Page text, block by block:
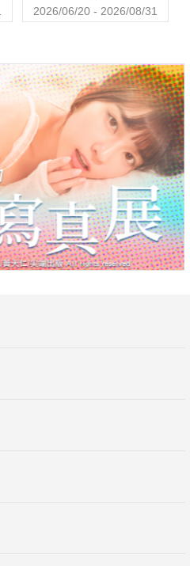
2026/06/20 - 2026/08/31